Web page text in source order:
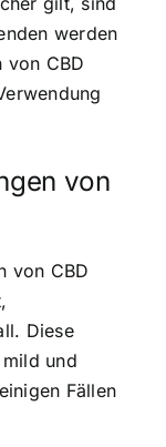
werden
von CBD
von
von CBD
Diese
und
Fällen